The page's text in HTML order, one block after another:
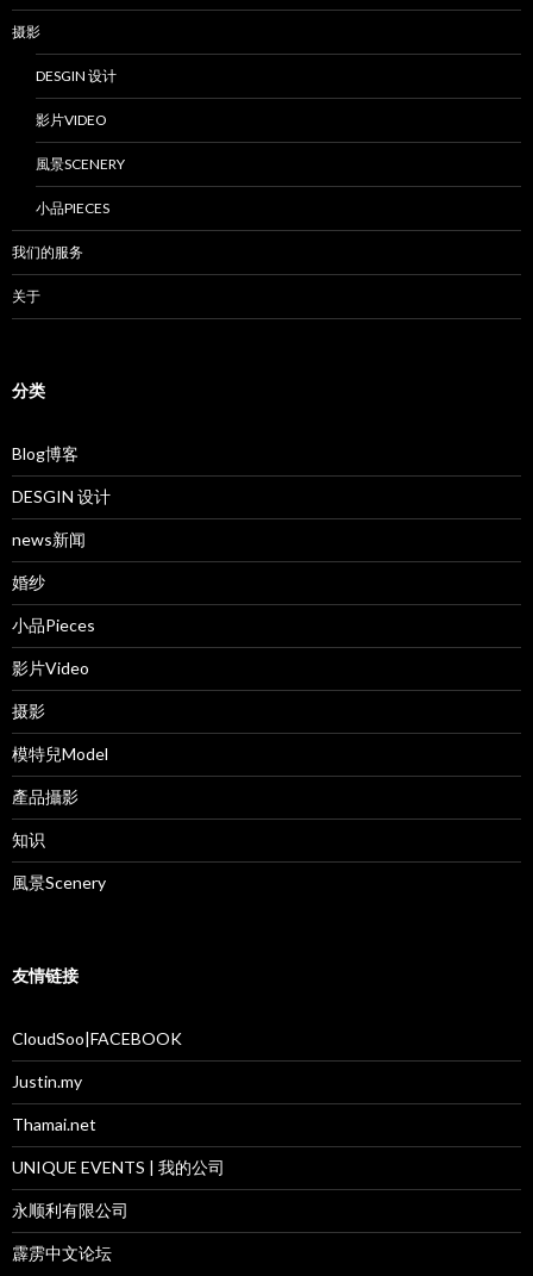
摄影
DESGIN 设计
影片VIDEO
風景SCENERY
小品PIECES
我们的服务
关于
分类
Blog博客
DESGIN 设计
news新闻
婚纱
小品Pieces
影片Video
摄影
模特兒Model
產品攝影
知识
風景Scenery
友情链接
CloudSoo|FACEBOOK
Justin.my
Thamai.net
UNIQUE EVENTS | 我的公司
永顺利有限公司
霹雳中文论坛